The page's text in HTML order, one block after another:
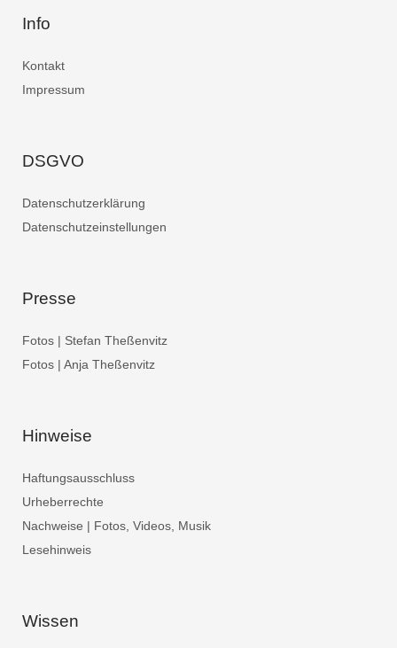
Info
Kontakt
Impressum
DSGVO
Datenschutzerklärung
Datenschutzeinstellungen
Presse
Fotos | Stefan Theßenvitz
Fotos | Anja Theßenvitz
Hinweise
Haftungsausschluss
Urheberrechte
Nachweise | Fotos, Videos, Musik
Lesehinweis
Wissen